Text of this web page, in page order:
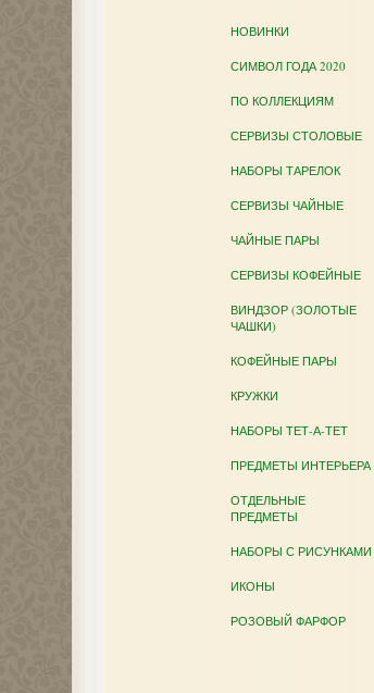
НОВИНКИ
СИМВОЛ ГОДА 2020
ПО КОЛЛЕКЦИЯМ
СЕРВИЗЫ СТОЛОВЫЕ
НАБОРЫ ТАРЕЛОК
СЕРВИЗЫ ЧАЙНЫЕ
ЧАЙНЫЕ ПАРЫ
СЕРВИЗЫ КОФЕЙНЫЕ
ВИНДЗОР (ЗОЛОТЫЕ
ЧАШКИ)
КОФЕЙНЫЕ ПАРЫ
КРУЖКИ
НАБОРЫ ТЕТ-А-ТЕТ
ПРЕДМЕТЫ ИНТЕРЬЕРА
ОТДЕЛЬНЫЕ
ПРЕДМЕТЫ
НАБОРЫ С РИСУНКАМИ
ИКОНЫ
РОЗОВЫЙ ФАРФОР